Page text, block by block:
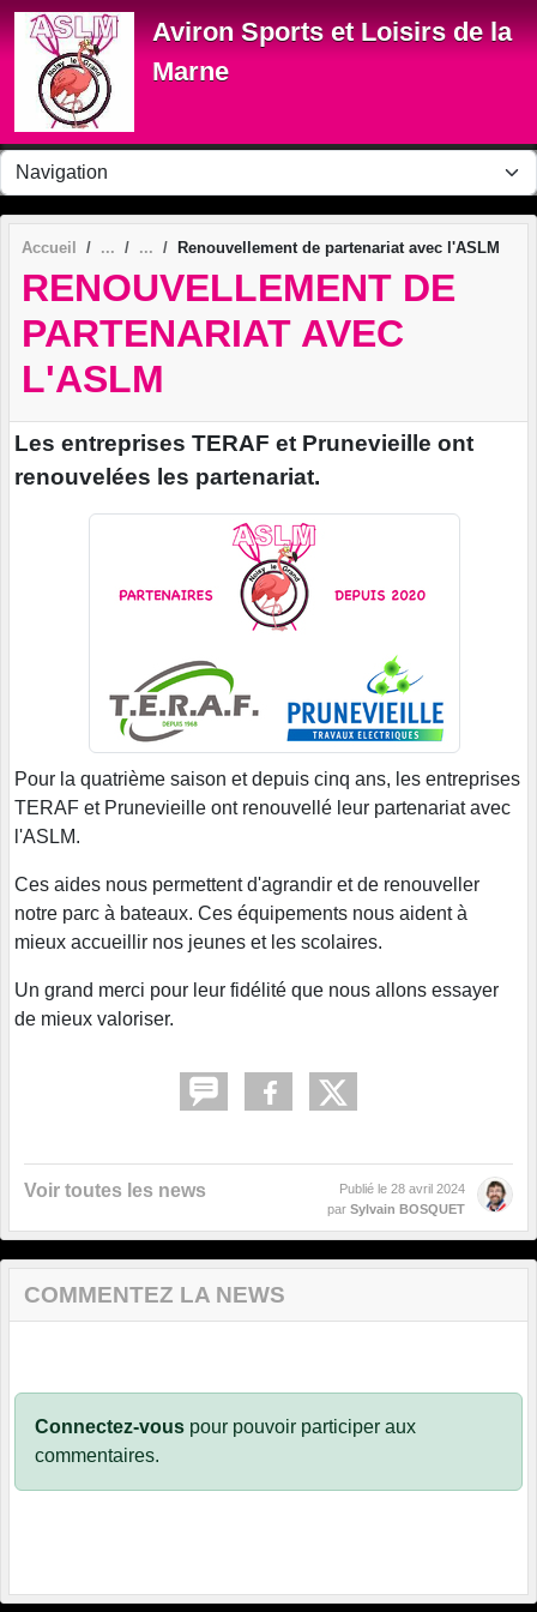
Aviron Sports et Loisirs de la
Marne
Accueil Renouvellement de partenariat avec l'ASLM
RENOUVELLEMENT DE
PARTENARIAT AVEC
L'ASLM
Les entreprises TERAF et Prunevieille ont
renouvelées les partenariat.
Pour la quatrième saison et depuis cinq ans, les entreprises
TERAF et Prunevieille ont renouvellé leur partenariat avec
l'ASLM.
Ces aides nous permettent d'agrandir et de renouveller
notre parc à bateaux. Ces équipements nous aident à
mieux accueillir nos jeunes et les scolaires.
Un grand merci pour leur fidélité que nous allons essayer
de mieux valoriser.
Voir toutes les news Publié le 28 avril 2024
par Sylvain BOSQUET
COMMENTEZ LA NEWS
Connectez-vous pour pouvoir participer aux
commentaires.
Panneau de gestion des cookies